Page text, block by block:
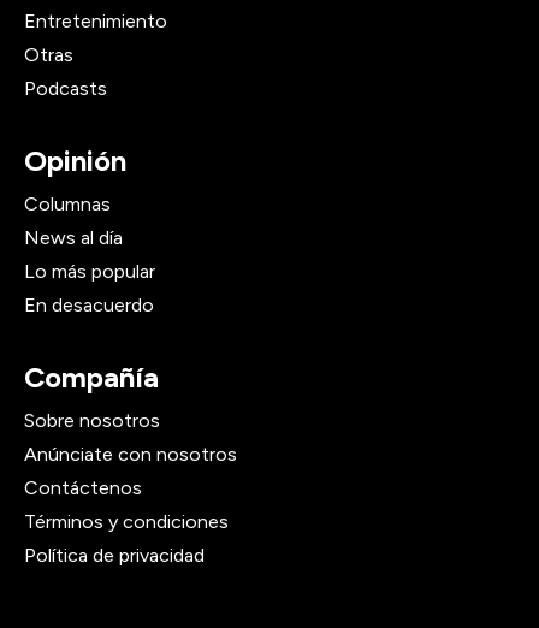
Entretenimiento
Otras
Podcasts
Opinión
Columnas
News al día
Lo más popular
En desacuerdo
Compañía
Sobre nosotros
Anúnciate con nosotros
Contáctenos
Términos y condiciones
Política de privacidad